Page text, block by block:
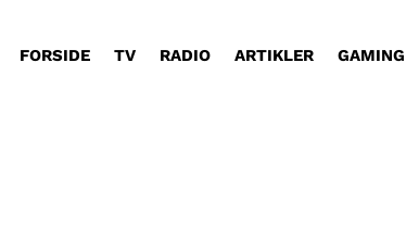
FORSIDE TV RADIO ARTIKLER GAMING